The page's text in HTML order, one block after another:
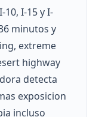
I-15 y I-
minutos y
extreme
highway
detecta
exposicion
incluso